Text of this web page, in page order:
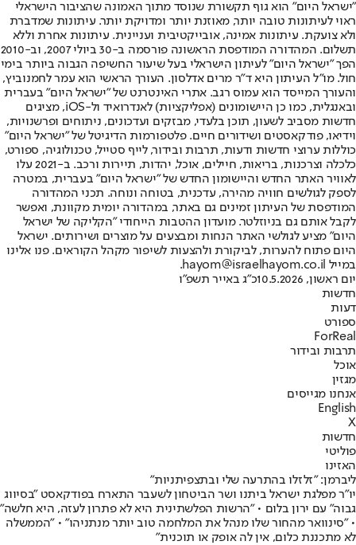
"ישראל היום" הוא גוף תקשורת שנוסד מתוך האמונה שהציבור הישראלי
ראוי לעיתונות טובה יותר, מאוזנת יותר ומדויקת יותר. עיתונות שמדברת
ולא צועקת. עיתונות אמינה, אובייקטיבית ועניינית. עיתונות אחרת וללא
תשלום. המהדורה המודפסת הראשונה פורסמה ב-30 ביולי 2007, וב-2010
הפך "ישראל היום" לעיתון הישראלי בעל שיעור החשיפה הגבוה ביותר בימי
חול. מו"ל העיתון היא ד"ר מרים אדלסון. העורך הראשי הוא עמר לחמנוביץ,
והעורך המייסד הוא עמוס רגב. אתרי האינטרנט של "ישראל היום" בעברית
ובאנגלית, כמו כן היישומונים (אפליקציות) לאנדרואיד ול-iOS, מציגים
חדשות מסביב לשעון, תוכן בלעדי, מבזקים ועדכונים, ניתוחים ופרשנויות,
וידיאו, פודקאסטים ושידורים חיים. פלטפורמות הדיגיטל של "ישראל היום"
כוללות ערוצי חדשות ודעות, תרבות ובידור, לייף סטייל, טכנולוגיה, ספורט,
כלכלה וצרכנות, בריאות, חיילים, אוכל, יהדות, תיירות ורכב. ב-2021 עלו
לאוויר האתר החדש והיישומון החדש של "ישראל היום" בעברית, במטרה
לספק לגולשים חוויה מהירה, עדכנית, בטוחה ונוחה. תכני המהדורה
המודפסת של העיתון זמינים גם באתר, במהדורה יומית מקוונת, ואפשר
לקבל אותם גם בניוזלטר. מועדון ההטבות הייחודי "הקליקה של ישראל
היום" מציע לגולשי האתר הנחות ומבצעים על מוצרים ושירותים. ישראל
היום פתוח להערות, לביקורת ולהצעות לשיפור מקהל הקוראים. פנו אלינו
במייל hayom@israelhayom.co.il.
יום ראשון, 10.5.2026
כ"ג באייר תשפ"ו
חדשות
דעות
ספורט
ForReal
תרבות ובידור
אוכל
מגזין
אנחנו מגייסים
English
X
חדשות
פוליטי
האזינו
ליברמן: "זלזלו בהתרעה שלי ובתצפיתניות"
יו"ר מפלגת ישראל ביתנו ושר הביטחון לשעבר התארח בפודקאסט "בסיווג
גבוה" עם ירון בלום • "הרשות הפלשתינית היא לא פתרון לעזה, היא חלשה"
• "סינוואר מהחור שלו מנהל את המלחמה טוב יותר מנתניהו" • "הממשלה
לא מתכננת כלום, אין לה אופק או תוכנית"